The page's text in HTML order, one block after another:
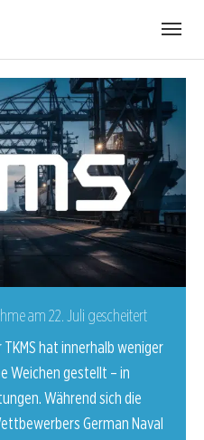
ist furchtbar!
für die Nel Asa auf,
0,35 Euro nach oben
wieder unter die Marke von
0,197 Euro.